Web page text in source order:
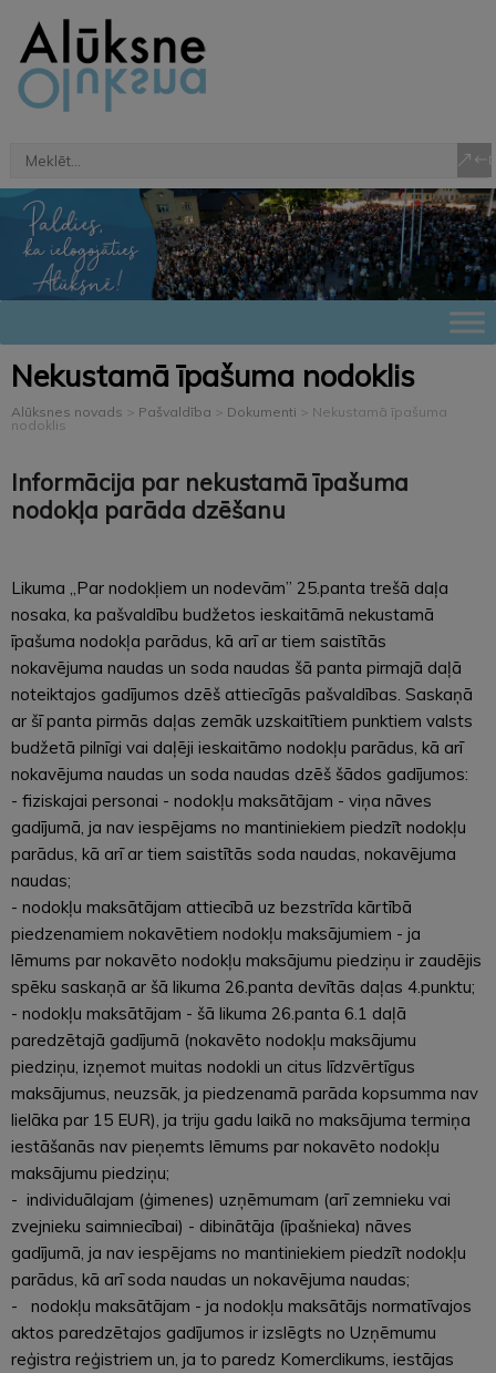
Nekustamā īpašuma nodoklis
Alūksnes novads > Pašvaldība > Dokumenti > Nekustamā īpašuma
nodoklis
Informācija par nekustamā īpašuma
nodokļa parāda dzēšanu
Likuma „Par nodokļiem un nodevām” 25.panta trešā daļa
nosaka, ka pašvaldību budžetos ieskaitāmā nekustamā
īpašuma nodokļa parādus, kā arī ar tiem saistītās
nokavējuma naudas un soda naudas šā panta pirmajā daļā
noteiktajos gadījumos dzēš attiecīgās pašvaldības. Saskaņā
ar šī panta pirmās daļas zemāk uzskaitītiem punktiem valsts
budžetā pilnīgi vai daļēji ieskaitāmo nodokļu parādus, kā arī
nokavējuma naudas un soda naudas dzēš šādos gadījumos:
- fiziskajai personai - nodokļu maksātājam - viņa nāves
gadījumā, ja nav iespējams no mantiniekiem piedzīt nodokļu
parādus, kā arī ar tiem saistītās soda naudas, nokavējuma
naudas;
- nodokļu maksātājam attiecībā uz bezstrīda kārtībā
piedzenamiem nokavētiem nodokļu maksājumiem - ja
lēmums par nokavēto nodokļu maksājumu piedziņu ir zaudējis
spēku saskaņā ar šā likuma 26.panta devītās daļas 4.punktu;
- nodokļu maksātājam - šā likuma 26.panta 6.1 daļā
paredzētajā gadījumā (nokavēto nodokļu maksājumu
piedziņu, izņemot muitas nodokli un citus līdzvērtīgus
maksājumus, neuzsāk, ja piedzenamā parāda kopsumma nav
lielāka par 15 EUR), ja triju gadu laikā no maksājuma termiņa
iestāšanās nav pieņemts lēmums par nokavēto nodokļu
maksājumu piedziņu;
- individuālajam (ģimenes) uzņēmumam (arī zemnieku vai
zvejnieku saimniecībai) - dibinātāja (īpašnieka) nāves
gadījumā, ja nav iespējams no mantiniekiem piedzīt nodokļu
parādus, kā arī soda naudas un nokavējuma naudas;
- nodokļu maksātājam - ja nodokļu maksātājs normatīvajos
aktos paredzētajos gadījumos ir izslēgts no Uzņēmumu
reģistra reģistriem un, ja to paredz Komerclikums, iestājas